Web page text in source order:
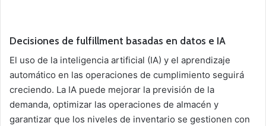
Decisiones de fulfillment basadas en datos e IA
El uso de la inteligencia artificial (IA) y el aprendizaje
automático en las operaciones de cumplimiento seguirá
creciendo. La IA puede mejorar la previsión de la
demanda, optimizar las operaciones de almacén y
garantizar que los niveles de inventario se gestionen con